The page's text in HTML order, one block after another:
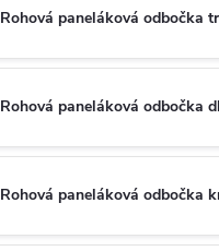
Rohová paneláková odbočka
Rohová paneláková odbočka
Rohová paneláková odbočka